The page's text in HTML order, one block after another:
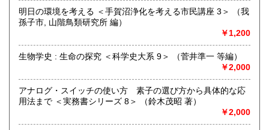
営業時間：【事務所営業・通信販売専門 (ご来店不可)】
9:00〜17:00 ※買取・仕入れ等で不在の場合がございます
定休日：水曜日・日曜日・年末年始
自然科学等の学術書・専門書・その他資料買取り致します。
電話・FAX・メール等でお気軽にご相談下さいませ。
出張買取・配送料着払い(当店の支払い)で送って頂くことも
可能でございます。
明日の環境を考える ＜手賀沼浄化を考える市民講座 3＞ （我
孫子市, 山階鳥類研究所 編）
￥1,200
生物学史 : 生命の探究 ＜科学史大系 9＞ （菅井準一 等編）
￥2,000
アナログ・スイッチの使い方 素子の選び方から具体的な応
用法まで ＜実務書シリーズ 8＞ （鈴木茂昭 著）
￥2,000